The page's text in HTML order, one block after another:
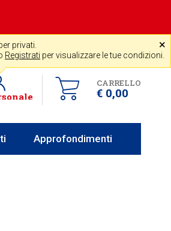
256700 ˟
privati.
Registrati per visualizzare le tue condizioni.
CARRELLO
€ 0,00
Approfondimenti